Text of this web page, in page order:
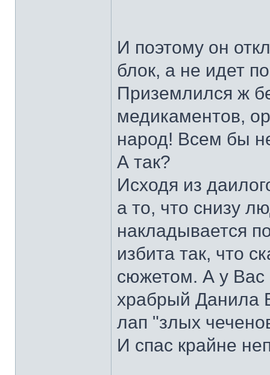
И поэтому он
блок, а не идет
Приземлился ж
медикаментов,
народ! Всем бы
А так?
Исходя из
а то, что снизу
накладывается
избита так, что
сюжетом. А у Вас
храбрый Данила
лап "злых
И спас крайне